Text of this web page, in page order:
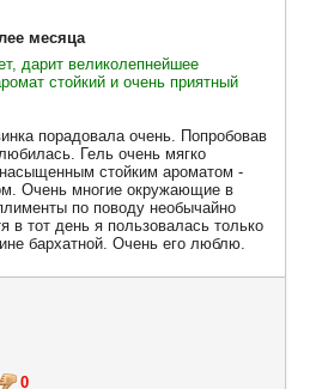
месяца
дарит великолепнейшее
стойкий и очень приятный
порадовала очень. Попробовав
Гель очень мягко
стойким ароматом -
Очень многие окружающие в
по поводу необычайно
в тот день я пользовалась только
бархатной. Очень его люблю.
0